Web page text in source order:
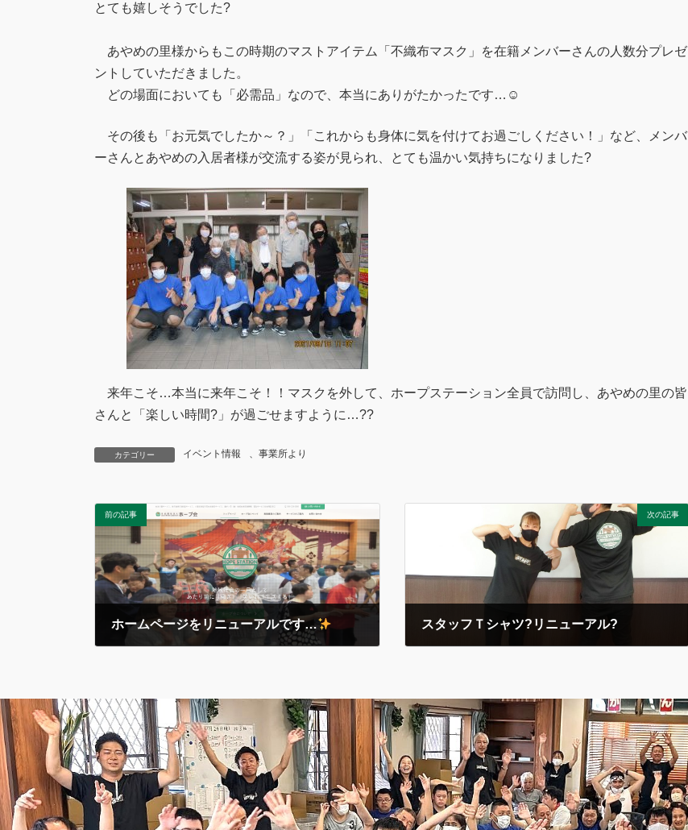
とても嬉しそうでした?
あやめの里様からもこの時期のマストアイテム「不織布マスク」を在籍メンバーさんの人数分プレゼ
ントしていただきました。
どの場面においても「必需品」なので、本当にありがたかったです…☺
その後も「お元気でしたか～？」「これからも身体に気を付けてお過ごしください！」など、メンバ
ーさんとあやめの入居者様が交流する姿が見られ、とても温かい気持ちになりました?
来年こそ…本当に来年こそ！！マスクを外して、ホープステーション全員で訪問し、あやめの里の皆
さんと「楽しい時間?」が過ごせますように…??
カテゴリー イベント情報 、 事業所より
前の記事
ホームページをリニューアルです…
次の記事
スタッフＴシャツ?リニューアル?